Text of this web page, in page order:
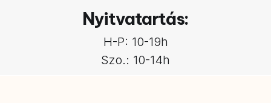
Nyitvatartás:
H-P: 10-19h
Szo.: 10-14h